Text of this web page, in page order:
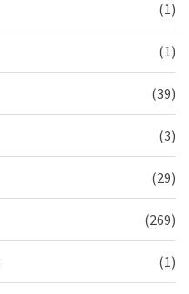
(1)
(1)
(39)
(3)
(29)
(269)
(1)